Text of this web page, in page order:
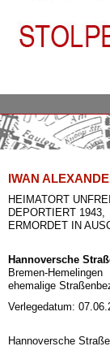
IWAN
HEIMATORT
DEPORTIERT 1943,
ERMORDET IN
Hannoversche
Bremen-Hemelingen
ehemalige
Verlegedatum:
Hannoversche